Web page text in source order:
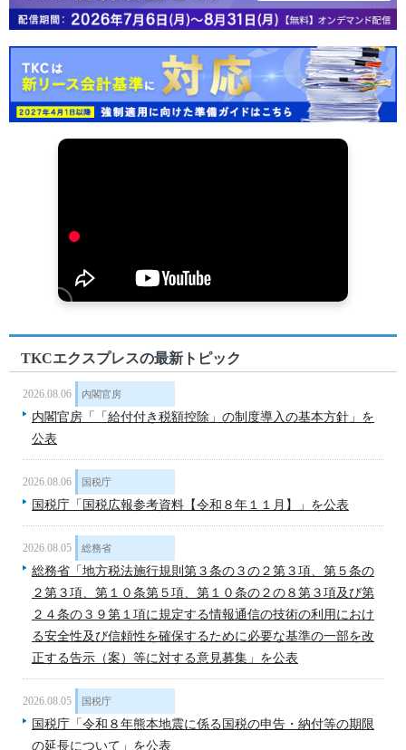
TKCエクスプレスの最新トピック
2026.08.06 内閣官房
内閣官房「「給付付き税額控除」の制度導入の基本方針」を
公表
2026.08.06 国税庁
国税庁「国税広報参考資料【令和８年１１月】」を公表
2026.08.05 総務省
総務省「地方税法施行規則第３条の３の２第３項、第５条の
２第３項、第１０条第５項、第１０条の２の８第３項及び第
２４条の３９第１項に規定する情報通信の技術の利用におけ
る安全性及び信頼性を確保するために必要な基準の一部を改
正する告示（案）等に対する意見募集」を公表
2026.08.05 国税庁
国税庁「令和８年熊本地震に係る国税の申告・納付等の期限
の延長について」を公表